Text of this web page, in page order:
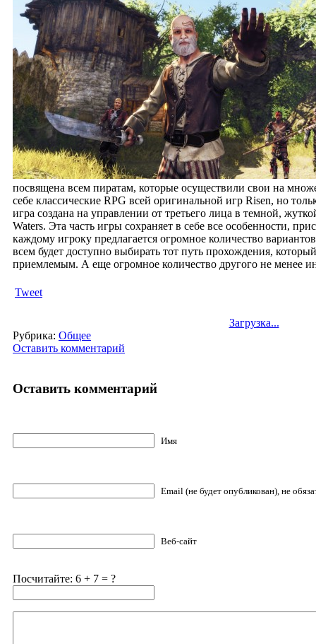
посвящена всем пиратам, которые осуществили свои на
себе классические RPG всей оригинальной игр Risen, но
игра создана на управлении от третьего лица в темной,
Waters. Эта часть игры сохраняет в себе все особенности,
каждому игроку предлагается огромное количество
всем будет доступно выбирать тот путь прохождения,
приемлемым. А еще огромное количество другого не менее
Tweet
Загрузка...
Рубрика: Общее
Оставить комментарий
Оставить комментарий
Имя
Email (не будет опубликован), не
Веб-сайт
Посчитайте: 6 + 7 = ?